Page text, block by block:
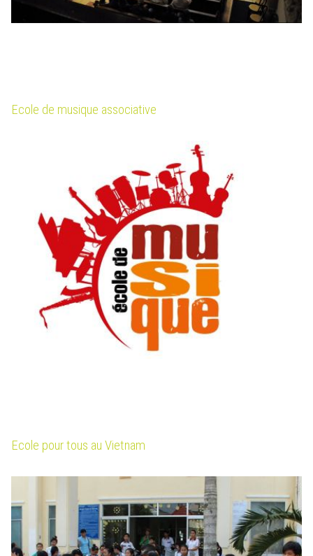
Ecole de musique associative
Ecole pour tous au Vietnam